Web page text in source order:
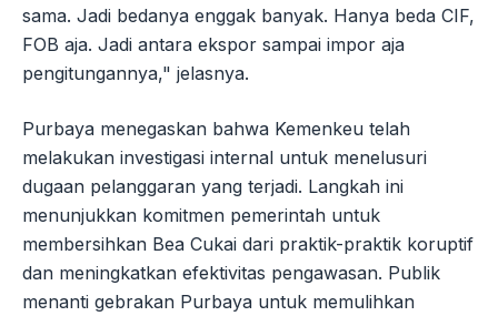
sama. Jadi bedanya enggak banyak. Hanya beda CIF,
FOB aja. Jadi antara ekspor sampai impor aja
pengitungannya," jelasnya.
Purbaya menegaskan bahwa Kemenkeu telah
melakukan investigasi internal untuk menelusuri
dugaan pelanggaran yang terjadi. Langkah ini
menunjukkan komitmen pemerintah untuk
membersihkan Bea Cukai dari praktik-praktik koruptif
dan meningkatkan efektivitas pengawasan. Publik
menanti gebrakan Purbaya untuk memulihkan